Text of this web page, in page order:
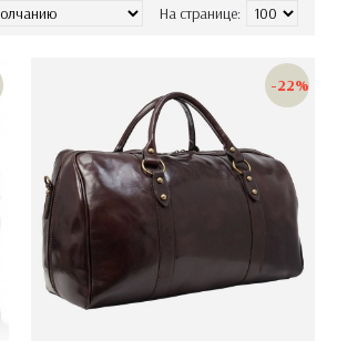
На странице:
-22%